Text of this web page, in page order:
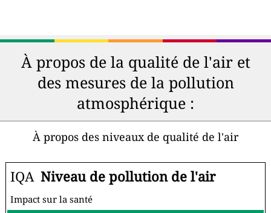
À propos de la qualité de l'air et
des mesures de la pollution
atmosphérique :
À propos des niveaux de qualité de l'air
IQA Niveau de pollution de l'air
Impact sur la santé